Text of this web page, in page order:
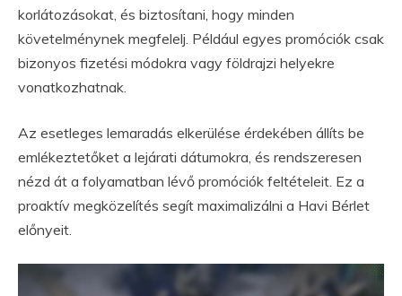
korlátozásokat, és biztosítani, hogy minden
követelménynek megfelelj. Például egyes promóciók csak
bizonyos fizetési módokra vagy földrajzi helyekre
vonatkozhatnak.
Az esetleges lemaradás elkerülése érdekében állíts be
emlékeztetőket a lejárati dátumokra, és rendszeresen
nézd át a folyamatban lévő promóciók feltételeit. Ez a
proaktív megközelítés segít maximalizálni a Havi Bérlet
előnyeit.